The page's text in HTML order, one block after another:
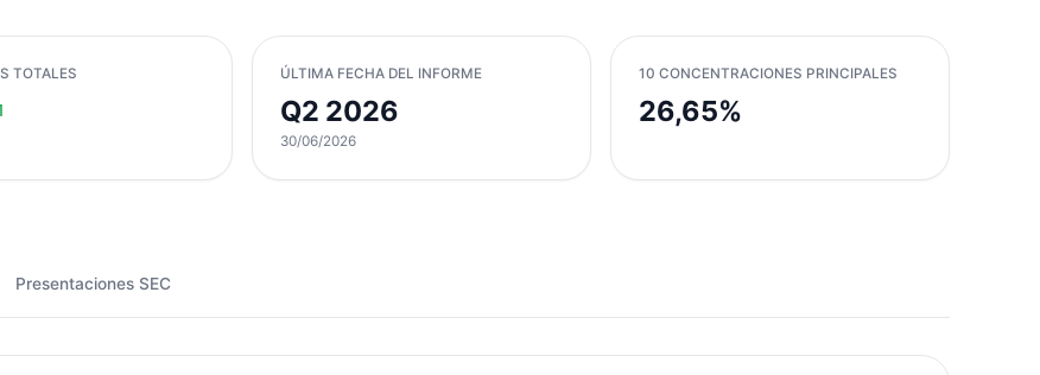
TOTALES ÚLTIMA FECHA DEL INFORME
Q2 2026
30/06/2026
10 CONCENTRACIONES PRINCIPALES
26,65%
Presentaciones SEC